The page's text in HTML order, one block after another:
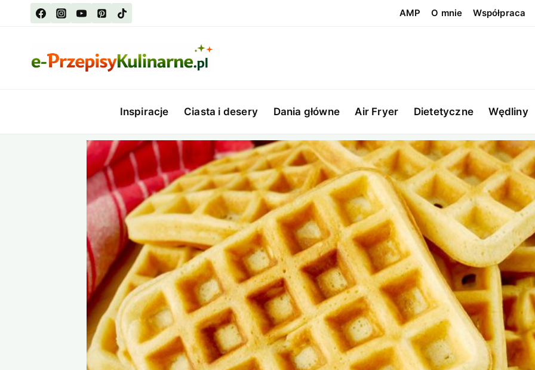
AMP O mnie Współpraca
Inspiracje Ciasta i desery Dania główne Air Fryer Dietetyczne Wędliny